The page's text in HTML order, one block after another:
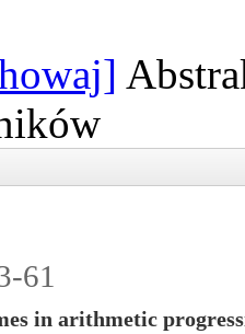
61
in arithmetic